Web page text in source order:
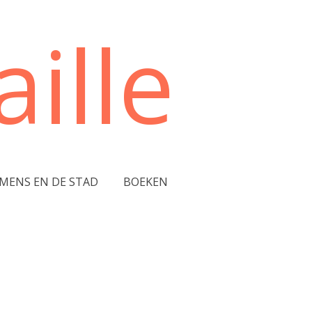
EN DE STAD BOEKEN